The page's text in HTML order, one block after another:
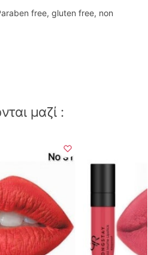
free, gluten free, non
μαζί :